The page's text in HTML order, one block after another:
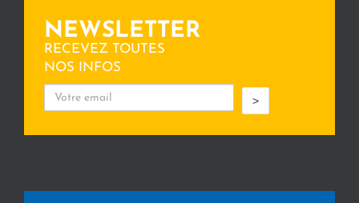
NEWSLETTER
RECEVEZ TOUTES
NOS INFOS
>